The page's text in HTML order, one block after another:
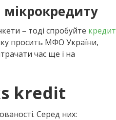
– тоді спробуйте кредит
просить МФО України,
час ще і на
kredit
Серед них: